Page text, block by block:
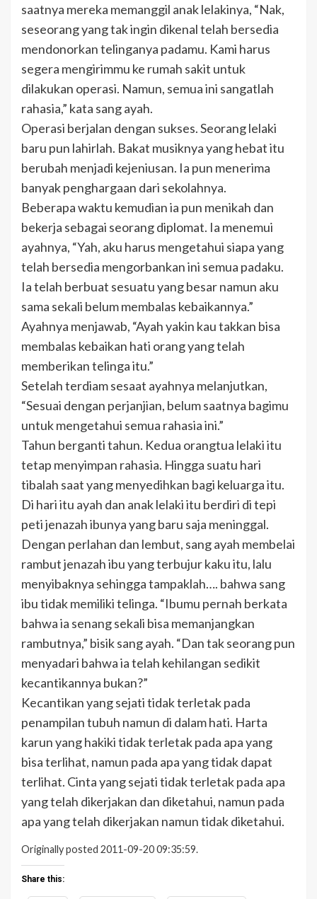
saatnya mereka memanggil anak lelakinya, “Nak,
seseorang yang tak ingin dikenal telah bersedia
mendonorkan telinganya padamu. Kami harus
segera mengirimmu ke rumah sakit untuk
dilakukan operasi. Namun, semua ini sangatlah
rahasia,” kata sang ayah.
Operasi berjalan dengan sukses. Seorang lelaki
baru pun lahirlah. Bakat musiknya yang hebat itu
berubah menjadi kejeniusan. Ia pun menerima
banyak penghargaan dari sekolahnya.
Beberapa waktu kemudian ia pun menikah dan
bekerja sebagai seorang diplomat. Ia menemui
ayahnya, “Yah, aku harus mengetahui siapa yang
telah bersedia mengorbankan ini semua padaku.
Ia telah berbuat sesuatu yang besar namun aku
sama sekali belum membalas kebaikannya.”
Ayahnya menjawab, “Ayah yakin kau takkan bisa
membalas kebaikan hati orang yang telah
memberikan telinga itu.”
Setelah terdiam sesaat ayahnya melanjutkan,
“Sesuai dengan perjanjian, belum saatnya bagimu
untuk mengetahui semua rahasia ini.”
Tahun berganti tahun. Kedua orangtua lelaki itu
tetap menyimpan rahasia. Hingga suatu hari
tibalah saat yang menyedihkan bagi keluarga itu.
Di hari itu ayah dan anak lelaki itu berdiri di tepi
peti jenazah ibunya yang baru saja meninggal.
Dengan perlahan dan lembut, sang ayah membelai
rambut jenazah ibu yang terbujur kaku itu, lalu
menyibaknya sehingga tampaklah…. bahwa sang
ibu tidak memiliki telinga. “Ibumu pernah berkata
bahwa ia senang sekali bisa memanjangkan
rambutnya,” bisik sang ayah. “Dan tak seorang pun
menyadari bahwa ia telah kehilangan sedikit
kecantikannya bukan?”
Kecantikan yang sejati tidak terletak pada
penampilan tubuh namun di dalam hati. Harta
karun yang hakiki tidak terletak pada apa yang
bisa terlihat, namun pada apa yang tidak dapat
terlihat. Cinta yang sejati tidak terletak pada apa
yang telah dikerjakan dan diketahui, namun pada
apa yang telah dikerjakan namun tidak diketahui.
Originally posted 2011-09-20 09:35:59.
Share this: